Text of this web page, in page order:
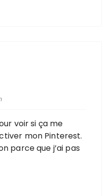
voir si ça me
mon Pinterest.
parce que j’ai pas